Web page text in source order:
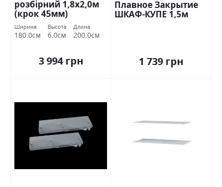
розбірний 1,8х2,0м
(крок 45мм)
Ширина
180.0см
Высота
6.0см
Длина
200.0см
3 994 грн
Плавное Закрытие
ШКАФ-КУПЕ 1,5м
1 739 грн